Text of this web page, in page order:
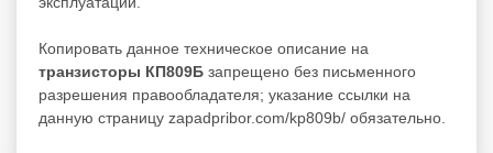
Копировать данное техническое описание на
транзисторы КП809Б запрещено без письменного
разрешения правообладателя; указание ссылки на
данную страницу zapadpribor.com/kp809b/ обязательно.